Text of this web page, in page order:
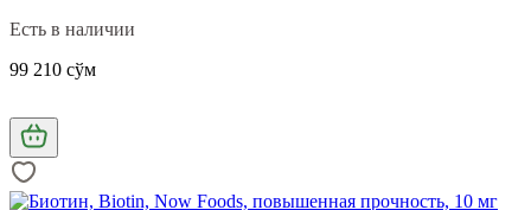
Есть в наличии
99 210 сўм